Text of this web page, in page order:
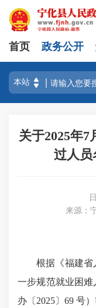
首页 政务公开
关于2025年
过人员
来源：
根据《福建省
一步规范就业困
办〔2025〕69 号